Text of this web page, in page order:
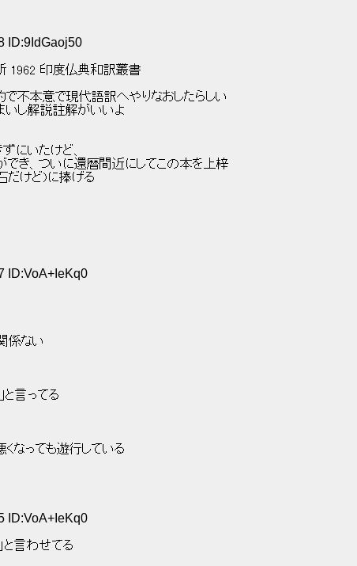
ID:9IdGaoj50
1962 印度仏典和訳叢書
不本意で現代語訳へやりなおしたらしい
いし解説註解がいいよ
にいたけど、
き、ついに還暦間近にしてこの本を上梓
だけど)に捧げる
ID:VoA+IeKq0
係ない
言ってる
なっても遊行している
ID:VoA+IeKq0
と言わせてる